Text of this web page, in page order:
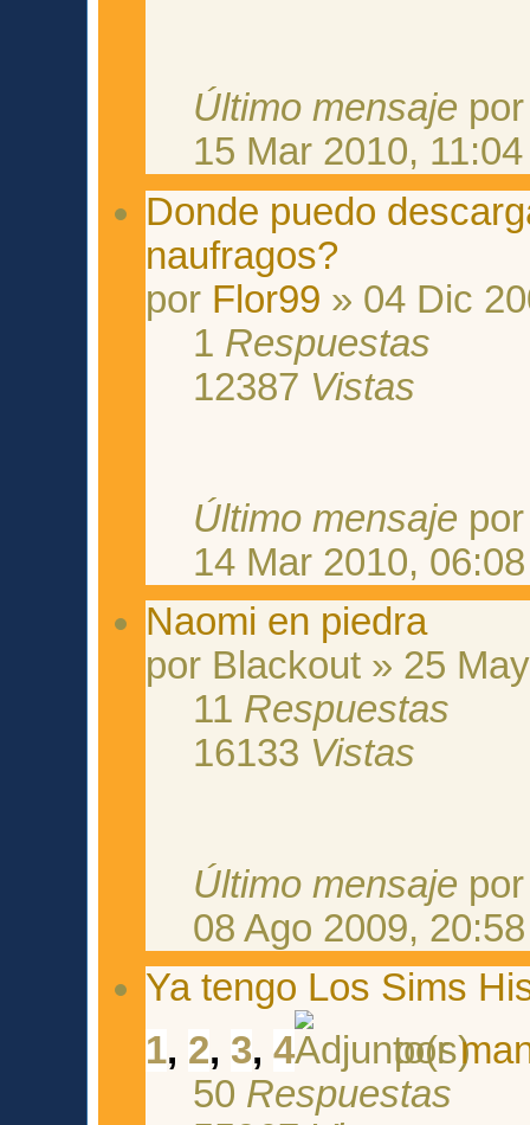
Último mensaje
15 Mar 2010, 11:04
Donde puedo
naufragos?
por Flor99 » 04 Dic
1 Respuestas
12387 Vistas
Último mensaje
14 Mar 2010, 06:08
Naomi en piedra
por Blackout » 25
11 Respuestas
16133 Vistas
Último mensaje
08 Ago 2009, 20:58
Ya tengo Los Sims
1, 2, 3,4 por
50 Respuestas